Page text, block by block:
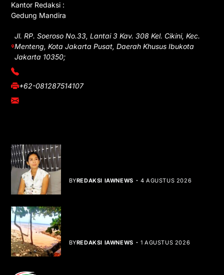
Kantor Redaksi :
Gedung Mandira
Jl. RP. Soeroso No.33, Lantai 3 Kav. 308 Kel. Cikini, Kec.
Menteng, Kota Jakarta Pusat, Daerah Khusus Ibukota
Jakarta 10350;
(021) 3908026
+62-081287514107
adm@iawnews.com
BYREDAKSI IAWNEWS 4 AGUSTUS 2026
BYREDAKSI IAWNEWS 1 AGUSTUS 2026